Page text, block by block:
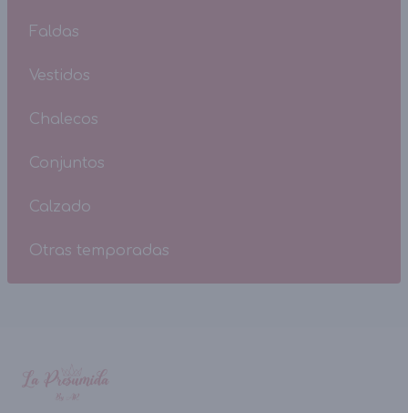
Faldas
Vestidos
Chalecos
Conjuntos
Calzado
Otras temporadas